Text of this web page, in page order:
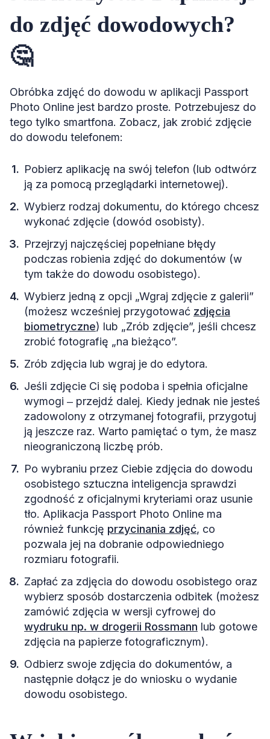
do zdjęć dowodowych?
🤔
Obróbka zdjęć do dowodu w aplikacji Passport
Photo Online jest bardzo proste. Potrzebujesz do
tego tylko smartfona. Zobacz, jak zrobić zdjęcie
do dowodu telefonem:
Pobierz aplikację na swój telefon (lub odtwórz
ją za pomocą przeglądarki internetowej).
Wybierz rodzaj dokumentu, do którego chcesz
wykonać zdjęcie (dowód osobisty).
Przejrzyj najczęściej popełniane błędy
podczas robienia zdjęć do dokumentów (w
tym także do dowodu osobistego).
Wybierz jedną z opcji „Wgraj zdjęcie z galerii”
(możesz wcześniej przygotować zdjęcia
biometryczne) lub „Zrób zdjęcie”, jeśli chcesz
zrobić fotografię „na bieżąco”.
Zrób zdjęcia lub wgraj je do edytora.
Jeśli zdjęcie Ci się podoba i spełnia oficjalne
wymogi ‒ przejdź dalej. Kiedy jednak nie jesteś
zadowolony z otrzymanej fotografii, przygotuj
ją jeszcze raz. Warto pamiętać o tym, że masz
nieograniczoną liczbę prób.
Po wybraniu przez Ciebie zdjęcia do dowodu
osobistego sztuczna inteligencja sprawdzi
zgodność z oficjalnymi kryteriami oraz usunie
tło. Aplikacja Passport Photo Online ma
również funkcję przycinania zdjęć, co
pozwala jej na dobranie odpowiedniego
rozmiaru fotografii.
Zapłać za zdjęcia do dowodu osobistego oraz
wybierz sposób dostarczenia odbitek (możesz
zamówić zdjęcia w wersji cyfrowej do
wydruku np. w drogerii Rossmann lub gotowe
zdjęcia na papierze fotograficznym).
Odbierz swoje zdjęcia do dokumentów, a
następnie dołącz je do wniosku o wydanie
dowodu osobistego.